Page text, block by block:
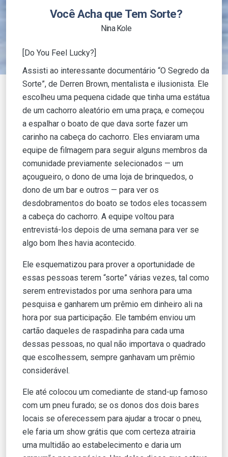
Você Acha que Tem Sorte?
Nina Kole
[Do You Feel Lucky?]
Assisti ao interessante documentário “O Segredo da
Sorte”, de Derren Brown, mentalista e ilusionista. Ele
escolheu uma pequena cidade que tinha uma estátua
de um cachorro aleatório em uma praça, e começou
a espalhar o boato de que dava sorte fazer um
carinho na cabeça do cachorro. Eles enviaram uma
equipe de filmagem para seguir alguns membros da
comunidade previamente selecionados — um
açougueiro, o dono de uma loja de brinquedos, o
dono de um bar e outros — para ver os
desdobramentos do boato se todos eles tocassem
a cabeça do cachorro. A equipe voltou para
entrevistá-los depois de uma semana para ver se
algo bom lhes havia acontecido.
Ele esquematizou para prover a oportunidade de
essas pessoas terem “sorte” várias vezes, tal como
serem entrevistados por uma senhora para uma
pesquisa e ganharem um prêmio em dinheiro ali na
hora por sua participação. Ele também enviou um
cartão daqueles de raspadinha para cada uma
dessas pessoas, no qual não importava o quadrado
que escolhessem, sempre ganhavam um prêmio
considerável.
Ele até colocou um comediante de stand-up famoso
com um pneu furado; se os donos dos dois bares
locais se oferecessem para ajudar a trocar o pneu,
ele faria um show grátis que com certeza atrairia
uma multidão ao estabelecimento e daria um